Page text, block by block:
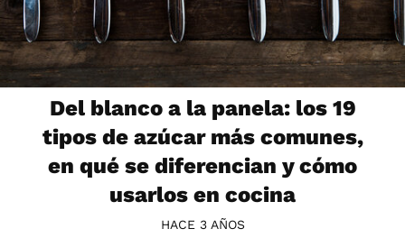
Del blanco a la panela: los 19
tipos de azúcar más comunes,
en qué se diferencian y cómo
usarlos en cocina
HACE 3 AÑOS